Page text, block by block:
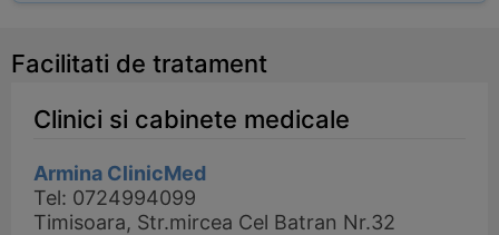
Facilitati de tratament
Clinici si cabinete medicale
Armina ClinicMed
Tel: 0724994099
Timisoara, Str.mircea Cel Batran Nr.32